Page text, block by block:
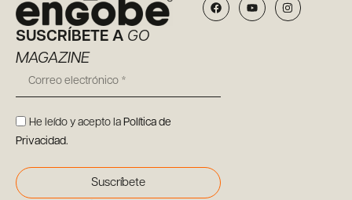
SUSCRÍBETE A GO
MAGAZINE
He leído y acepto la Política de
Privacidad.
Suscríbete